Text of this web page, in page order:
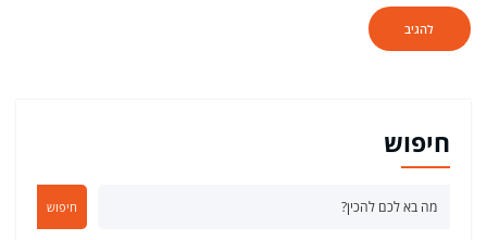
חיפוש
חיפוש